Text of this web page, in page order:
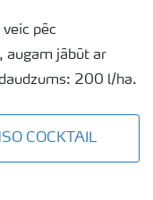
pēc
augam jābūt ar
200 l/ha.
COCKTAIL